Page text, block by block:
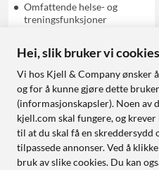
Omfattende helse- og
treningsfunksjoner
128
Hei, slik bruker vi
Vi hos Kjell & Company ønsker
og for å kunne gjøre dette
(informasjonskapsler). Noen av
kjell.com skal fungere, og
til at du skal få en skreddersydd
tilpassede annonser. Ved å
bruk av slike cookies. Du kan